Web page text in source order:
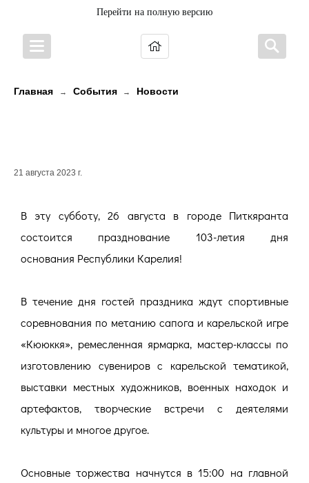
Перейти на полную версию
Главная → События → Новости
21 августа 2023 г.
В эту субботу, 26 августа в городе Питкяранта
состоится празднование 103-летия дня
основания Республики Карелия!
В течение дня гостей праздника ждут спортивные
соревнования по метанию сапога и карельской игре
«Кююккя», ремесленная ярмарка, мастер-классы по
изготовлению сувениров с карельской тематикой,
выставки местных художников, военных находок и
артефактов, творческие встречи с деятелями
культуры и многое другое.
Основные торжества начнутся в 15:00 на главной